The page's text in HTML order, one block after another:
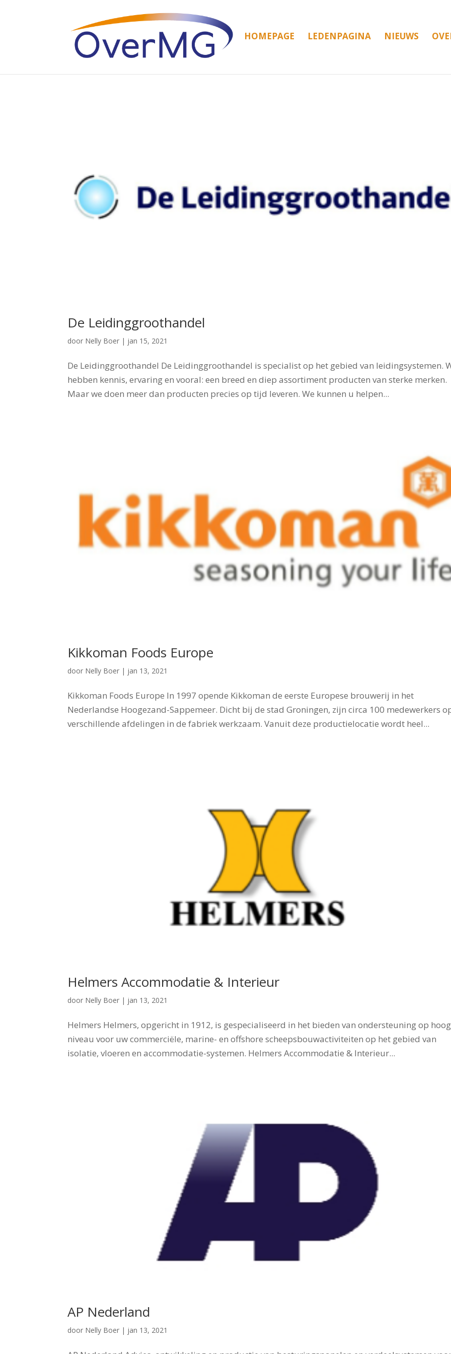
HOMEPAGE LEDENPAGINA NIEUWS
De Leidinggroothandel
door Nelly Boer | jan 15, 2021
De Leidinggroothandel De Leidinggroothandel is specialist op het gebied van leidingsystemen.
hebben kennis, ervaring en vooral: een breed en diep assortiment producten van sterke merken.
Maar we doen meer dan producten precies op tijd leveren. We kunnen u helpen...
Kikkoman Foods Europe
door Nelly Boer | jan 13, 2021
Kikkoman Foods Europe In 1997 opende Kikkoman de eerste Europese brouwerij in het
Nederlandse Hoogezand-Sappemeer. Dicht bij de stad Groningen, zijn circa 100 medewerkers
verschillende afdelingen in de fabriek werkzaam. Vanuit deze productielocatie wordt heel...
Helmers Accommodatie & Interieur
door Nelly Boer | jan 13, 2021
Helmers Helmers, opgericht in 1912, is gespecialiseerd in het bieden van ondersteuning op hoog
niveau voor uw commerciële, marine- en offshore scheepsbouwactiviteiten op het gebied van
isolatie, vloeren en accommodatie-systemen. Helmers Accommodatie & Interieur...
AP Nederland
door Nelly Boer | jan 13, 2021